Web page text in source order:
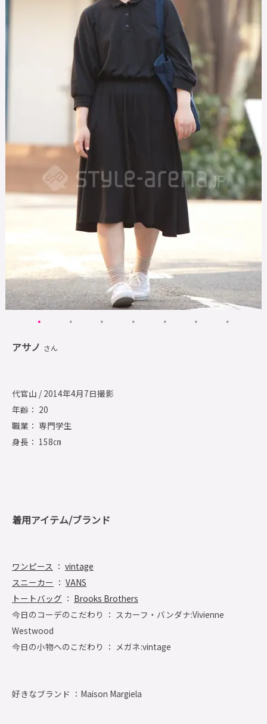
アサノ さん
代官山 / 2014年4月7日撮影
年齢： 20
職業： 専門学生
身長： 158㎝
着用アイテム/ブランド
ワンピース ： vintage
スニーカー ： VANS
トートバッグ ： Brooks Brothers
今日のコーデのこだわり ： スカーフ・バンダナ:Vivienne
Westwood
今日の小物へのこだわり ： メガネ:vintage
好きなブランド ： Maison Margiela